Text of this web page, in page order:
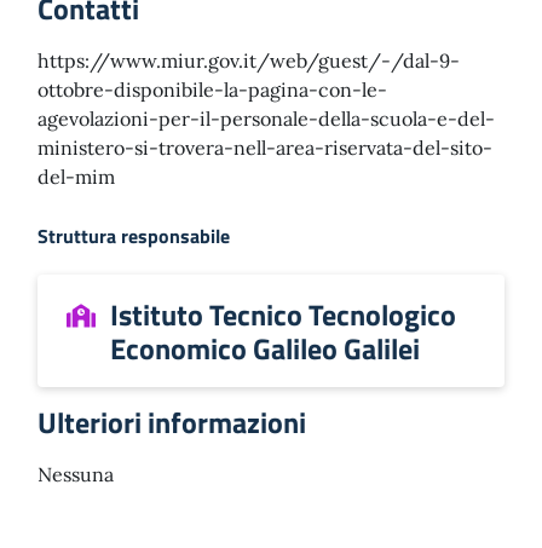
https://www.miur.gov.it/web/guest/-/dal-9-
ottobre-disponibile-la-pagina-con-le-
agevolazioni-per-il-personale-della-scuola-e-del-
ministero-si-trovera-nell-area-riservata-del-sito-
del-mim
Struttura responsabile
Istituto Tecnico Tecnologico
Economico Galileo Galilei
Ulteriori informazioni
Nessuna